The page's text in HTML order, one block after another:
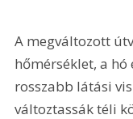
A megváltozott
hőmérséklet, a hó
rosszabb látási
változtassák téli